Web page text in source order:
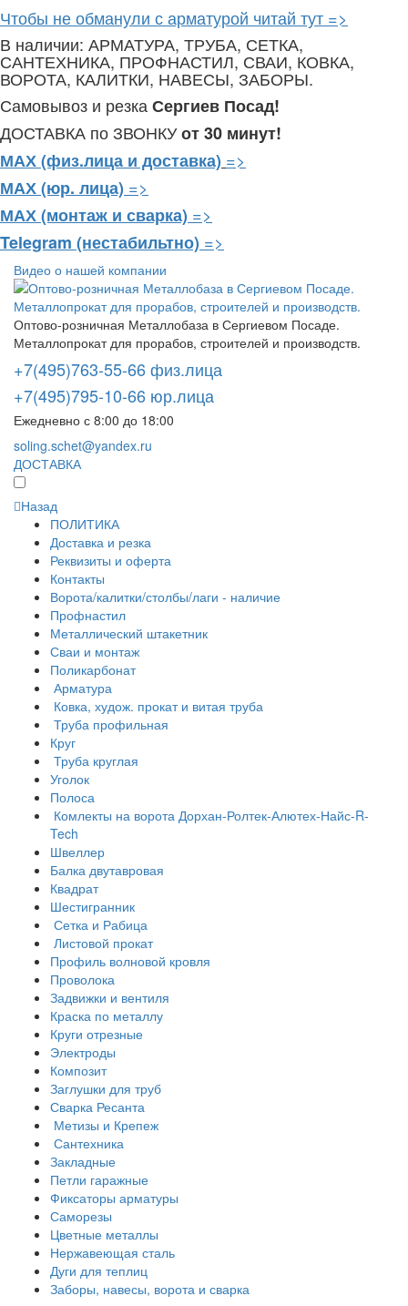
Чтобы не обманули с арматурой читай тут =>
В наличии: АРМАТУРА, ТРУБА, СЕТКА,
САНТЕХНИКА, ПРОФНАСТИЛ, СВАИ, КОВКА,
ВОРОТА, КАЛИТКИ, НАВЕСЫ, ЗАБОРЫ.
Самовывоз и резка Сергиев Посад!
ДОСТАВКА по ЗВОНКУот 30 минут!
МАХ (физ.лица и доставка) =>
МАХ (юр. лица) =>
МАХ (монтаж и сварка) =>
Telegram (нестабильтно) =>
Видео о нашей компании
Оптово-розничная Металлобаза в Сергиевом Посаде.
Металлопрокат для прорабов, строителей и производств.
+7(495)763-55-66 физ.лица
+7(495)795-10-66 юр.лица
Ежедневно с 8:00 до 18:00
soling.schet@yandex.ru
ДОСТАВКА
Назад
ПОЛИТИКА
Доставка и резка
Реквизиты и оферта
Контакты
Ворота/калитки/столбы/лаги - наличие
Профнастил
Металлический штакетник
Сваи и монтаж
Поликарбонат
Арматура
Ковка, худож. прокат и витая труба
Труба профильная
Круг
Труба круглая
Уголок
Полоса
Комлекты на ворота Дорхан-Ролтек-Алютех-Найс-R-
Tech
Швеллер
Балка двутавровая
Квадрат
Шестигранник
Сетка и Рабица
Листовой прокат
Профиль волновой кровля
Проволока
Задвижки и вентиля
Краска по металлу
Круги отрезные
Электроды
Композит
Заглушки для труб
Сварка Ресанта
Метизы и Крепеж
Сантехника
Закладные
Петли гаражные
Фиксаторы арматуры
Саморезы
Цветные металлы
Нержавеющая сталь
Дуги для теплиц
Заборы, навесы, ворота и сварка